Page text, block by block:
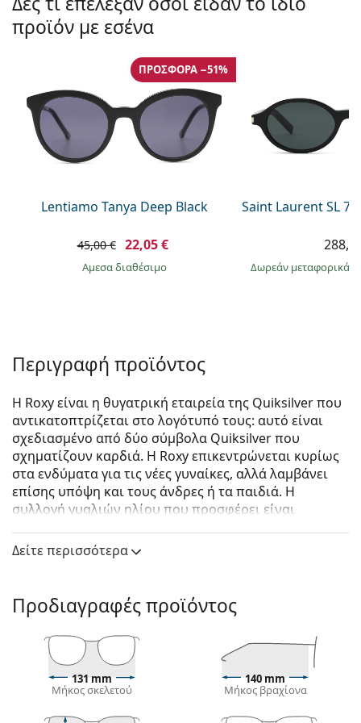
Όλες οι μάρκες
Persol
Όλες οι μάρκες
Όλα τα υγρά φακών
προϊόν με εσένα
Lentiamo Tanya Deep Black
ΠΡΟΣΦΟΡΆ −51%
45,00 € 22,05 €
άμεσα διαθέσιμο
Saint Laurent SL
Δωρεάν μεταφορικά
Περιγραφή προϊόντος
Η Roxy είναι η θυγατρική εταιρεία της Quiksilver που
αντικατοπτρίζεται στο λογότυπό τους: αυτό είναι
σχεδιασμένο από δύο σύμβολα Quiksilver που
σχηματίζουν καρδιά. Η Roxy επικεντρώνεται κυρίως
στα ενδύματα για τις νέες γυναίκες, αλλά λαμβάνει
επίσης υπόψη και τους άνδρες ή τα παιδιά. Η
συλλογή γυαλιών ηλίου που προσφέρει είναι
αυθεντικό της στυλ.
Σκελετός γυαλιών ηλίου
Το μαύρο χρώμα του σκελετού ταιριάζει απόλυτα
με το δροσερό χρώμα του δέρματος και τα ανοιχτά
ξανθά, ανοιχτά καφέ ή μαύρα μαλλιά.
Οι στρογγυλοί σκελετοί γυαλιών ηλίουείναι
ιδανική επιλογή για όσους έχουν τετράγωνο ή
Δείτε περισσότερα
Προδιαγραφές προϊόντος
131 mm
Μήκος σκελετού
140 mm
Μήκος βραχίονα